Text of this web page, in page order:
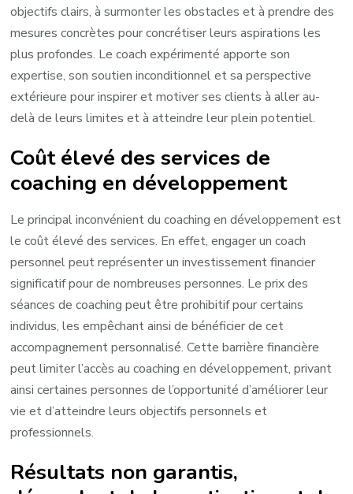
objectifs clairs, à surmonter les obstacles et à prendre des
mesures concrètes pour concrétiser leurs aspirations les
plus profondes. Le coach expérimenté apporte son
expertise, son soutien inconditionnel et sa perspective
extérieure pour inspirer et motiver ses clients à aller au-
delà de leurs limites et à atteindre leur plein potentiel.
Coût élevé des services de
coaching en développement
Le principal inconvénient du coaching en développement est
le coût élevé des services. En effet, engager un coach
personnel peut représenter un investissement financier
significatif pour de nombreuses personnes. Le prix des
séances de coaching peut être prohibitif pour certains
individus, les empêchant ainsi de bénéficier de cet
accompagnement personnalisé. Cette barrière financière
peut limiter l’accès au coaching en développement, privant
ainsi certaines personnes de l’opportunité d’améliorer leur
vie et d’atteindre leurs objectifs personnels et
professionnels.
Résultats non garantis,